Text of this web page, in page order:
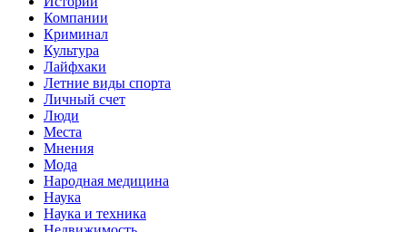
Компании
Криминал
Культура
Лайфхаки
Летние виды спорта
Личный счет
Люди
Места
Мнения
Мода
Народная медицина
Наука
Наука и техника